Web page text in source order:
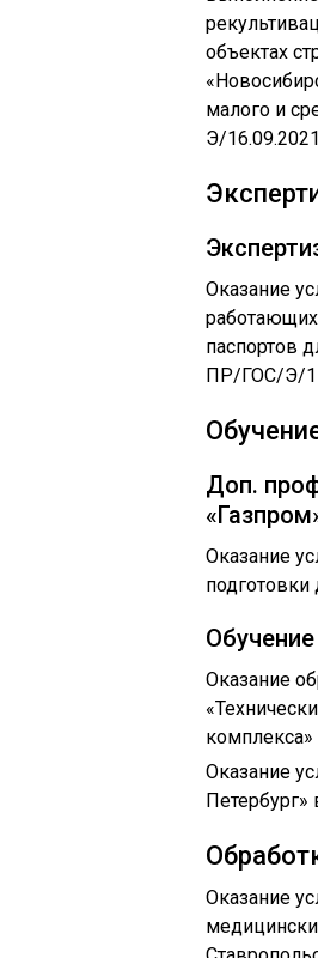
объектах
малого и
Э/
Оказание
паспортов
ПР/ГОС/Э/
Доп.
Оказание
Оказание
комплекса»
Оказание
Петербург»
Оказание